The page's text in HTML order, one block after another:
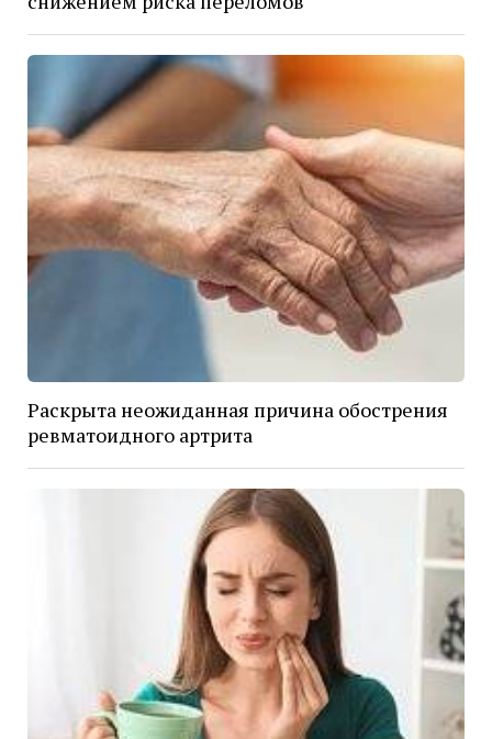
Раскрыта неожиданная причина обострения
ревматоидного артрита